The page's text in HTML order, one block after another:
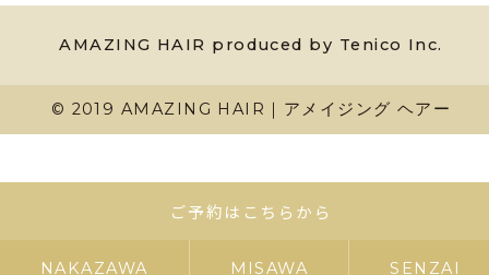
AMAZING HAIR produced by Tenico Inc.
© 2019 AMAZING HAIR｜アメイジング ヘアー
ご予約はこちらから
NAKAZAWA MISAWA SENZAI